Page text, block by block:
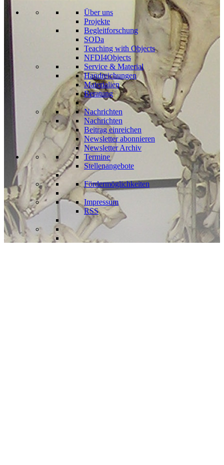
Über uns
Projekte
Begleitforschung
SODa
Teaching with Objects
NFDI4Objects
Service & Material
Handreichungen
Materialien
Beratung
Nachrichten
Nachrichten
Beitrag einreichen
Newsletter abonnieren
Newsletter Archiv
Termine
Stellenangebote
Fördermöglichkeiten
Impressum
RSS